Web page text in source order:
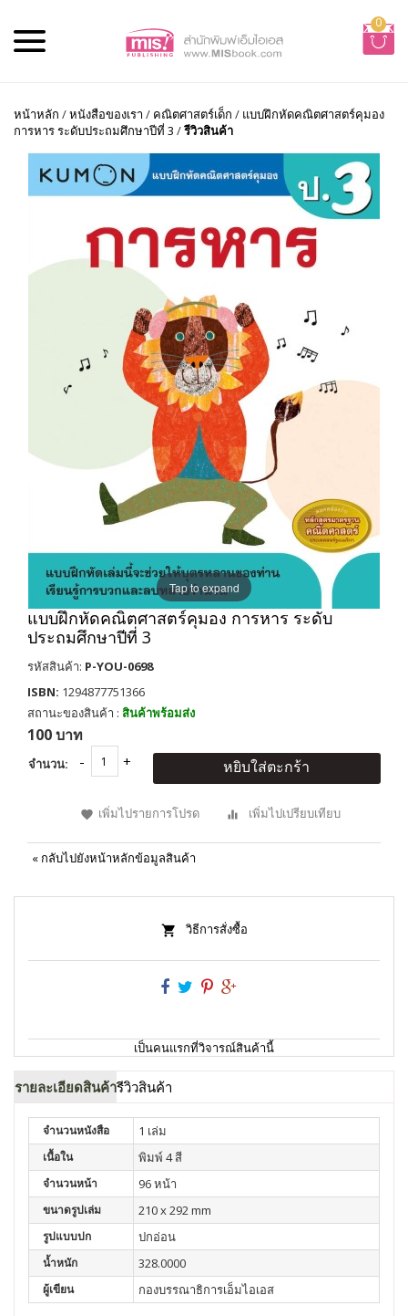
0
หน้าหลัก /หนังสือของเรา / คณิตศาสตร์เด็ก / แบบฝึกหัดคณิตศาสตร์คุมอง
การหาร ระดับประถมศึกษาปีที่ 3 /รีวิวสินค้า
Tap to expand
แบบฝึกหัดคณิตศาสตร์คุมอง การหาร ระดับ
ประถมศึกษาปีที่ 3
รหัสสินค้า: P-YOU-0698
ISBN: 1294877751366
สถานะของสินค้า : สินค้าพร้อมส่ง
100 บาท
จำนวน: หยิบใส่ตะกร้า
เพิ่มไปรายการโปรด เพิ่มไปเปรียบเทียบ
« กลับไปยังหน้าหลักข้อมูลสินค้า
วิธีการสั่งซื้อ
เป็นคนแรกที่วิจารณ์สินค้านี้
รายละเอียดสินค้ารีวิวสินค้า
จำนวนหนังสือ 1 เล่ม
เนื้อใน พิมพ์ 4 สี
จำนวนหน้า 96 หน้า
ขนาดรูปเล่ม 210 x 292 mm
รูปแบบปก ปกอ่อน
น้ำหนัก 328.0000
ผู้เขียน กองบรรณาธิการเอ็มไอเอส